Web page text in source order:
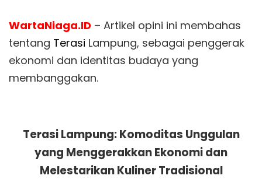
WartaNiaga.ID – Artikel opini ini membahas
tentang Terasi Lampung, sebagai penggerak
ekonomi dan identitas budaya yang
membanggakan.
Terasi Lampung: Komoditas Unggulan
yang Menggerakkan Ekonomi dan
Melestarikan Kuliner Tradisional